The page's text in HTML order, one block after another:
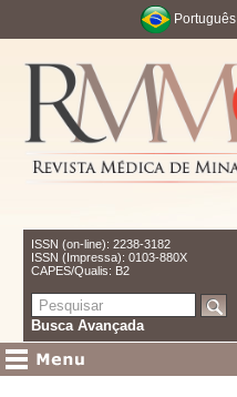
Português
ISSN (on-line): 2238-3182
ISSN (Impressa): 0103-880X
CAPES/Qualis: B2
Busca Avançada